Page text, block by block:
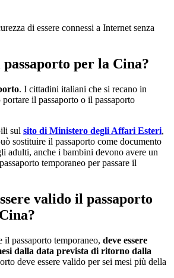
di essere connessi a Internet senza
per la Cina?
. I cittadini italiani che si recano in
il passaporto o il passaporto
sul sito di Ministero degli Affari Esteri,
sostituire il passaporto come documento
adulti, anche i bambini devono avere un
temporaneo per passare il
valido il passaporto
il passaporto temporaneo, deve essere
dalla data prevista di ritorno dalla
deve essere valido per sei mesi più della